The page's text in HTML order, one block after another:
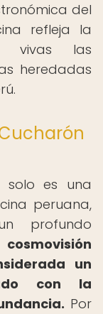
del
refleja la
vivas las
heredadas
solo es una
peruana,
profundo
un
con la
Por